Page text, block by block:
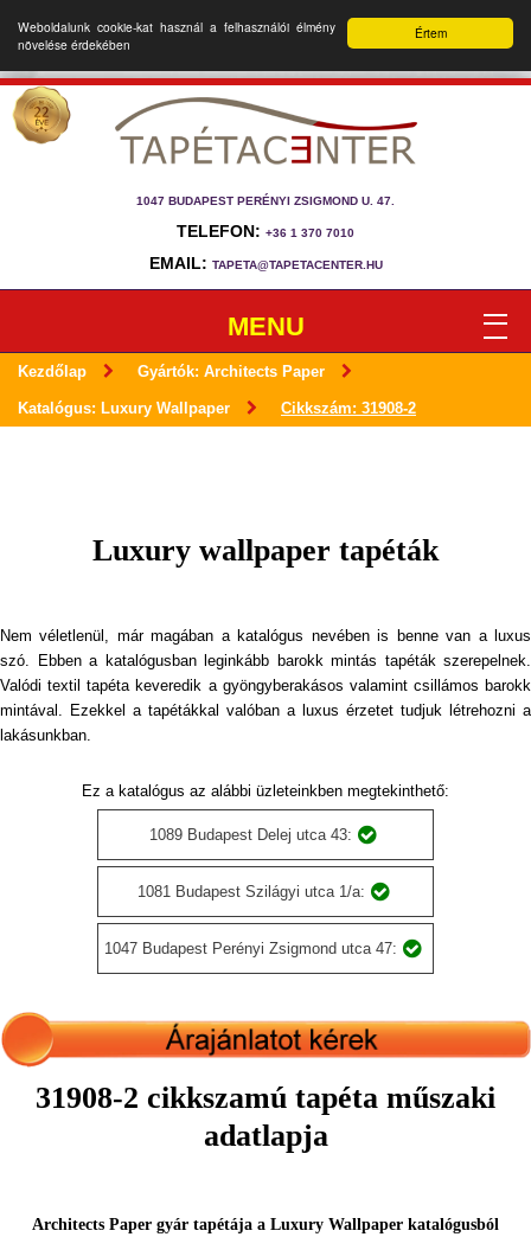
Értem
Weboldalunk cookie-kat használ a felhasználói élmény
növelése érdekében
1047 BUDAPEST PERÉNYI ZSIGMOND U. 47.
TELEFON: +36 1 370 7010
EMAIL: TAPETA@TAPETACENTER.HU
MENU
Kezdőlap Gyártók: Architects Paper
Katalógus: Luxury Wallpaper Cikkszám: 31908-2
Luxury wallpaper tapéták
Nem véletlenül, már magában a katalógus nevében is benne van a luxus
szó. Ebben a katalógusban leginkább barokk mintás tapéták szerepelnek.
Valódi textil tapéta keveredik a gyöngyberakásos valamint csillámos barokk
mintával. Ezekkel a tapétákkal valóban a luxus érzetet tudjuk létrehozni a
lakásunkban.
Ez a katalógus az alábbi üzleteinkben megtekinthető:
1089 Budapest Delej utca 43:
1081 Budapest Szilágyi utca 1/a:
1047 Budapest Perényi Zsigmond utca 47:
31908-2 cikkszamú tapéta műszaki
adatlapja
Architects Paper gyár tapétája a Luxury Wallpaper katalógusból